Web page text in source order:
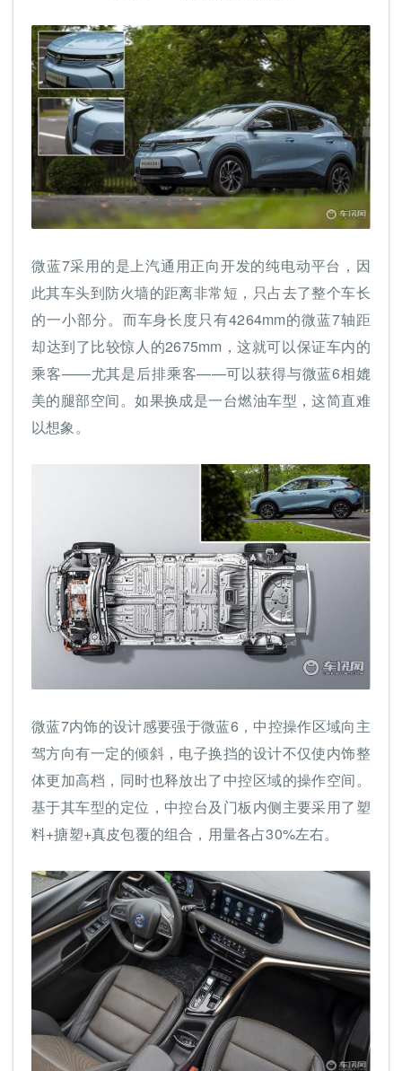
微蓝7采用的是上汽通用正向开发的纯电动平台，因
此其车头到防火墙的距离非常短，只占去了整个车长
的一小部分。而车身长度只有4264mm的微蓝7轴距
却达到了比较惊人的2675mm，这就可以保证车内的
乘客——尤其是后排乘客——可以获得与微蓝6相媲
美的腿部空间。如果换成是一台燃油车型，这简直难
以想象。
微蓝7内饰的设计感要强于微蓝6，中控操作区域向主
驾方向有一定的倾斜，电子换挡的设计不仅使内饰整
体更加高档，同时也释放出了中控区域的操作空间。
基于其车型的定位，中控台及门板内侧主要采用了塑
料+搪塑+真皮包覆的组合，用量各占30%左右。